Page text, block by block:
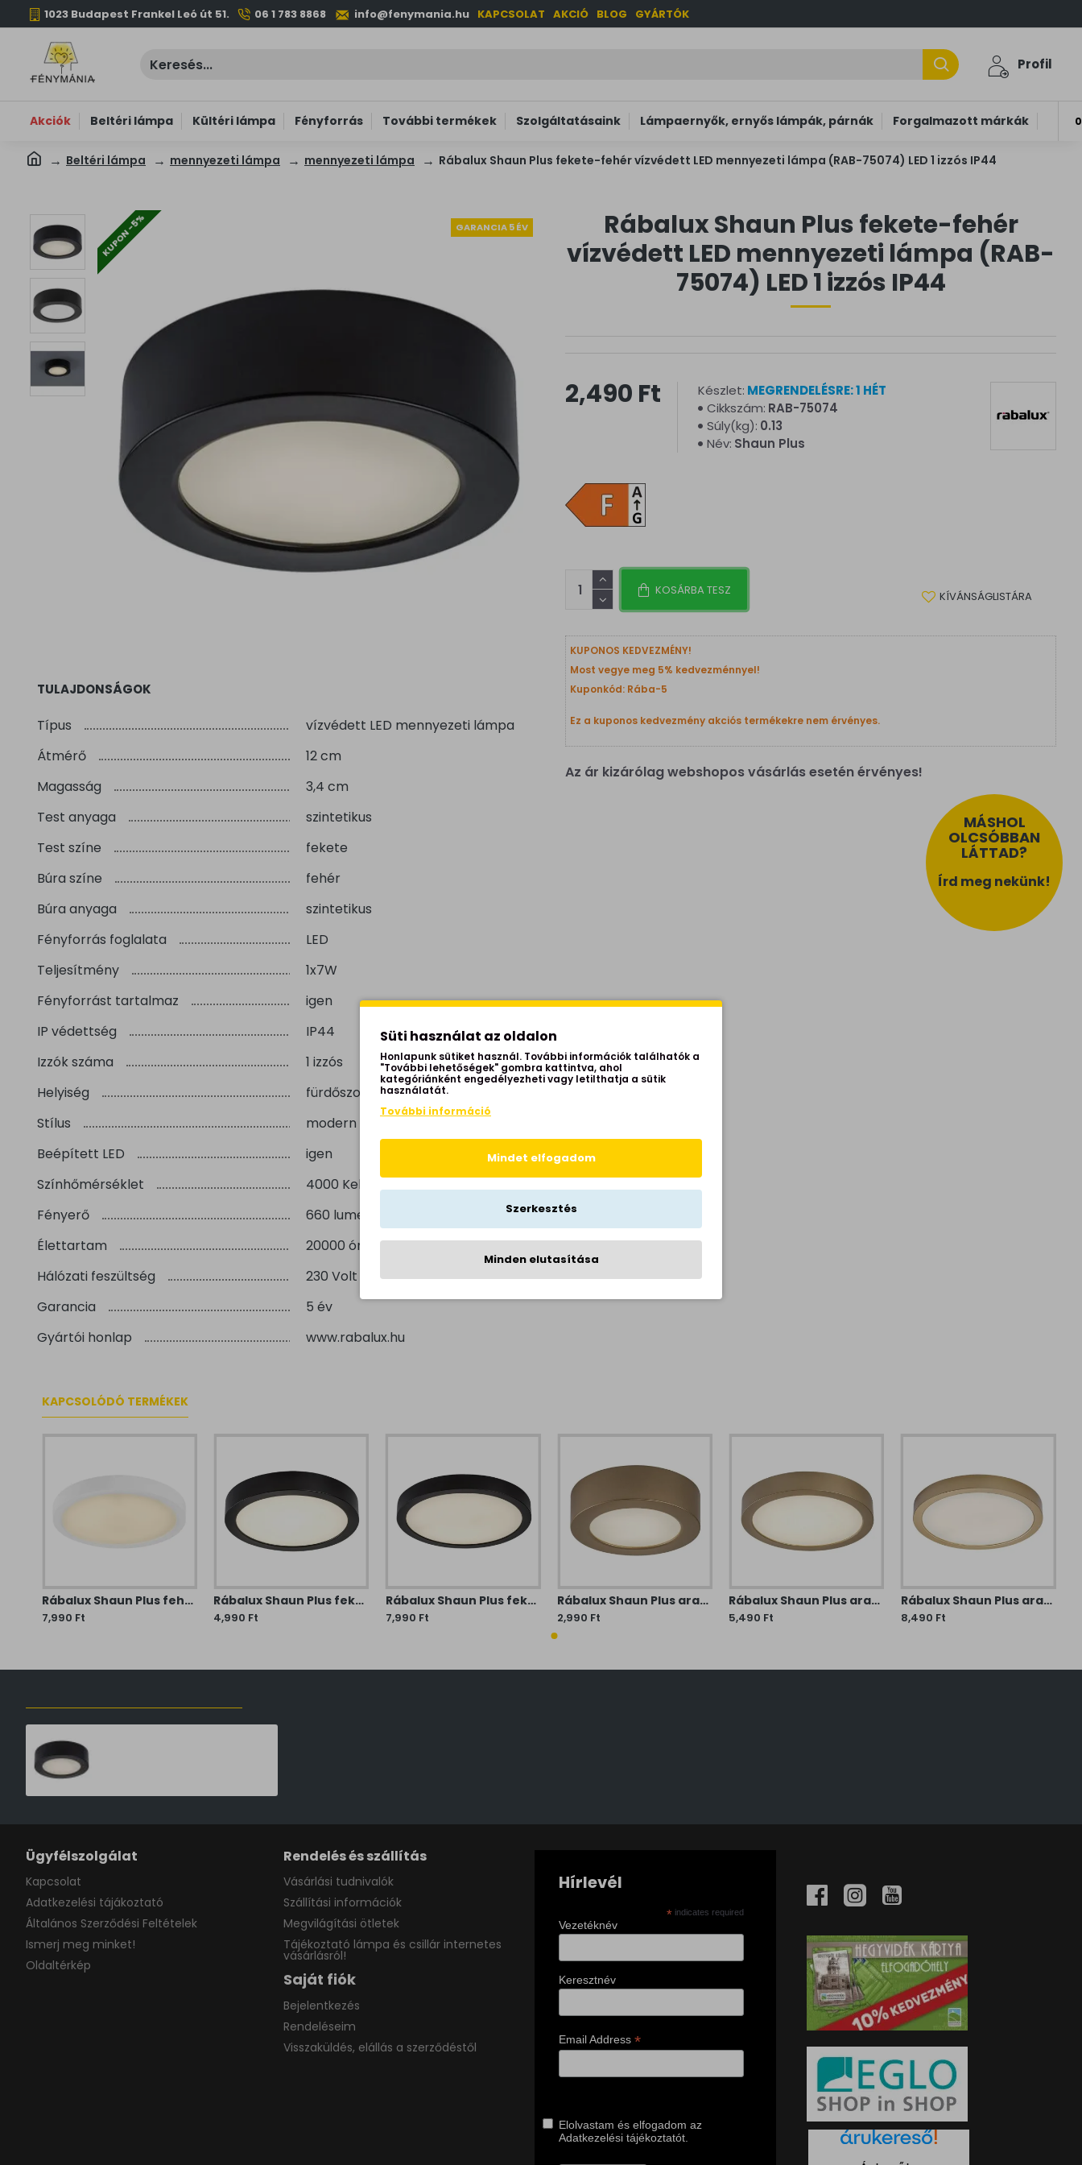
1023 Budapest Frankel Leó út 51. 06 1 783 8868 info@fenymania.hu KAPCSOLAT AKCIÓ BLOG GYÁRTÓK
Profil
Akciók Beltéri lámpa Kültéri lámpa Fényforrás További termékek Szolgáltatásaink Lámpaernyők, ernyős lámpák, párnák Forgalmazott márkák
Beltéri lámpa mennyezeti lámpa mennyezeti lámpa Rábalux Shaun Plus fekete-fehér vízvédett LED mennyezeti lámpa (RAB-75074) LED 1 izzós IP44
GARANCIA 5 ÉV
KUPON -5%
TULAJDONSÁGOK
Típus
vízvédett LED mennyezeti lámpa
Átmérő
12 cm
Magasság
3,4 cm
Test anyaga
szintetikus
Test színe
fekete
Búra színe
fehér
Búra anyaga
szintetikus
Fényforrás foglalata
LED
Teljesítmény
1x7W
Fényforrást tartalmaz
igen
IP védettség
IP44
Izzók száma
1 izzós
Helyiség
fürdőszoba, terasz, házfal
Stílus
modern
Beépített LED
igen
Színhőmérséklet
4000 Kelvin
Fényerő
660 lumen
Élettartam
20000 óra
Hálózati feszültség
230 Volt
Garancia
5 év
Gyártói honlap
www.rabalux.hu
Rábalux Shaun Plus fekete-fehér
vízvédett LED mennyezeti lámpa (RAB-
75074) LED 1 izzós IP44
KUPONOS KEDVEZMÉNY!
Most vegye meg 5% kedvezménnyel!
Kuponkód: Rába-5
Ez a kuponos kedvezmény akciós termékekre nem érvényes.
Az ár kizárólag webshopos vásárlás esetén érvényes!
2,490 Ft Készlet: MEGRENDELÉSRE: 1 HÉT
Cikkszám: RAB-75074
Súly(kg): 0.13
Név: Shaun Plus
KOSÁRBA TESZ KÍVÁNSÁGLISTÁRA
MÁSHOL
OLCSÓBBAN
LÁTTAD?
Írd meg nekünk!
KAPCSOLÓDÓ TERMÉKEK
Rábalux Shaun Plus fehér vízvédett LED mennyezeti lámpa (RAB-75073) LED 1 izzós IP44
7,990 Ft
Rábalux Shaun Plus fekete-fehér vízvédett LED mennyezeti lámpa (RAB-75075) LED 1 izzós IP44
4,990 Ft
Rábalux Shaun Plus fekete-fehér vízvédett LED mennyezeti lámpa (RAB-75076) LED 1 izzós IP44
7,990 Ft
Rábalux Shaun Plus arany-fehér vízvédett LED mennyezeti lámpa (RAB-75077) LED 1 izzós IP44
2,990 Ft
Rábalux Shaun Plus arany-fehér vízvédett LED mennyezeti lámpa (RAB-75078) LED 1 izzós IP44
5,490 Ft
Rábalux Shaun Plus arany-fehér vízvédett LED mennyezeti lámpa (RAB-75079) LED 1 izzós IP44
8,490 Ft
Ügyfélszolgálat
Kapcsolat
Adatkezelési tájákoztató
Általános Szerződési Feltételek
Ismerj meg minket!
Oldaltérkép
Rendelés és szállítás
Vásárlási tudnivalók
Szállítási információk
Megvilágítási ötletek
Tájékoztató lámpa és csillár internetes
vásárlásról!
Saját fiók
Bejelentkezés
Rendeléseim
Visszaküldés, elállás a szerződéstől
Hírlevél
* indicates required
Vezetéknév
Keresztnév
Email Address *
Elolvastam és elfogadom az
Adatkezelési tájékoztatót.
Süti használat az oldalon
Honlapunk sütiket használ. További információk találhatók a
"További lehetőségek" gombra kattintva, ahol
kategóriánként engedélyezheti vagy letilthatja a sütik
használatát.
További információ
Mindet elfogadom
Szerkesztés
Minden elutasítása